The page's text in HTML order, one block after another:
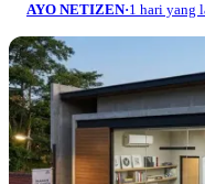
AYO NETIZEN·1 hari yang